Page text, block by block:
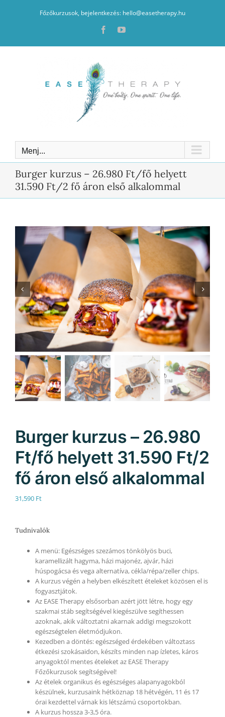
Főzőkurzusok, bejelentkezés: hello@easetherapy.hu
FacebookYouTube
Menj...
Burger kurzus – 26.980 Ft/fő helyett
31.590 Ft/2 fő áron első alkalommal
Burger kurzus – 26.980
Ft/fő helyett 31.590 Ft/2
fő áron első alkalommal
31,590 Ft
Tudnivalók
A menü: Egészséges szezámos tönkölyös buci,
karamellizált hagyma, házi majonéz, ajvár, házi
húspogácsa és vega alternatíva, cékla/répa/zeller chips.
A kurzus végén a helyben elkészített ételeket közösen el is
fogyasztjátok.
Az EASE Therapy elsősorban azért jött létre, hogy egy
szakmai stáb segítségével kiegészülve segíthessen
azoknak, akik változtatni akarnak addigi megszokott
egészségtelen életmódjukon.
Kezedben a döntés: egészséged érdekében változtass
étkezési szokásaidon, készíts minden nap ízletes, káros
anyagoktól mentes ételeket az EASE Therapy
Főzőkurzusok segítségével!
Az ételek organikus és egészséges alapanyagokból
készülnek, kurzusaink hétköznap 18 hétvégén, 11 és 17
órai kezdettel várnak kis létszámú csoportokban.
A kurzus hossza 3-3,5 óra.